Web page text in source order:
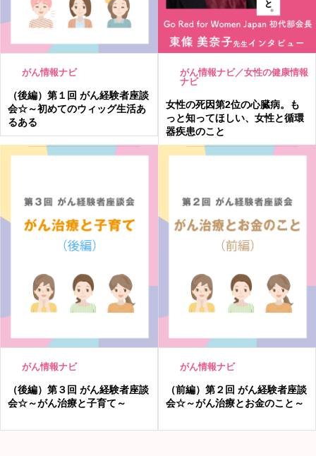
がん情報ナビ
（後編）第１回 がん経験者座談
会☆～初めてのウィッグ生活あ
るある
がん情報ナビ／女性の健康情報
ナビ
女性の死因第2位の心臓病。も
っと知ってほしい、女性と循環
器疾患のこと
がん情報ナビ
（後編）第３回 がん経験者座談
会☆～がん治療と子育て～
がん情報ナビ
（前編）第２回 がん経験者座談
会☆～がん治療とお金のこと～